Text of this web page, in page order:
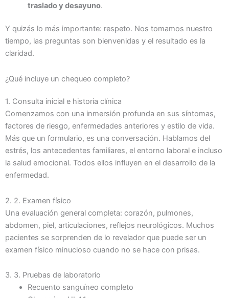
traslado y desayuno.
Y quizás lo más importante: respeto. Nos tomamos nuestro
tiempo, las preguntas son bienvenidas y el resultado es la
claridad.
¿Qué incluye un chequeo completo?
1. Consulta inicial e historia clínica
Comenzamos con una inmersión profunda en sus síntomas,
factores de riesgo, enfermedades anteriores y estilo de vida.
Más que un formulario, es una conversación. Hablamos del
estrés, los antecedentes familiares, el entorno laboral e incluso
la salud emocional. Todos ellos influyen en el desarrollo de la
enfermedad.
2. 2. Examen físico
Una evaluación general completa: corazón, pulmones,
abdomen, piel, articulaciones, reflejos neurológicos. Muchos
pacientes se sorprenden de lo revelador que puede ser un
examen físico minucioso cuando no se hace con prisas.
3. 3. Pruebas de laboratorio
Recuento sanguíneo completo